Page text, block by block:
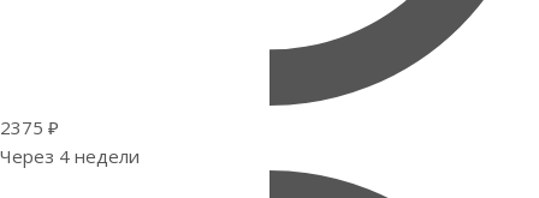
2375 ₽
Через 4 недели